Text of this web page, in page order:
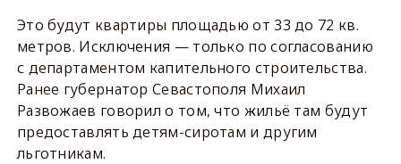
Это будут квартиры площадью от 33 до 72 кв.
метров. Исключения — только по согласованию
с департаментом капительного строительства.
Ранее губернатор Севастополя Михаил
Развожаев говорил о том, что жильё там будут
предоставлять детям-сиротам и другим
льготникам.